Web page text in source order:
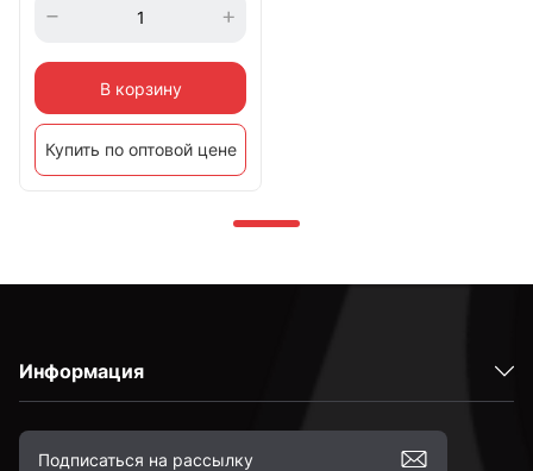
В корзину
Купить по оптовой цене
Информация